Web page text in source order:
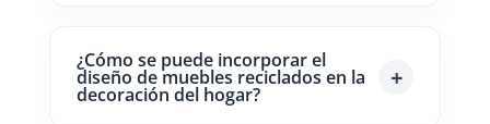
¿Cómo se puede incorporar el
diseño de muebles reciclados en la
decoración del hogar?